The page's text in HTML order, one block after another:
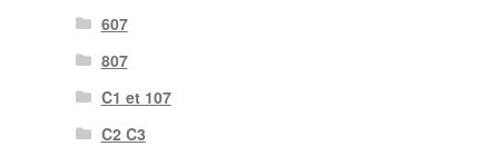
607
807
C1 et 107
C2 C3